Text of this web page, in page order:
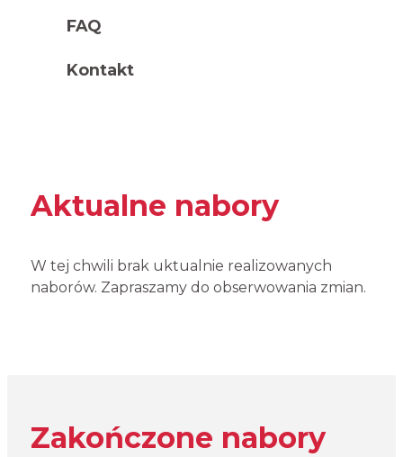
FAQ
Kontakt
Aktualne nabory
W tej chwili brak uktualnie realizowanych
naborów. Zapraszamy do obserwowania zmian.
Zakończone nabory